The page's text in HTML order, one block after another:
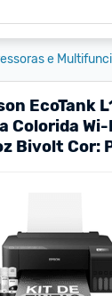
e
EcoTank
Colorida
Bivolt Cor: